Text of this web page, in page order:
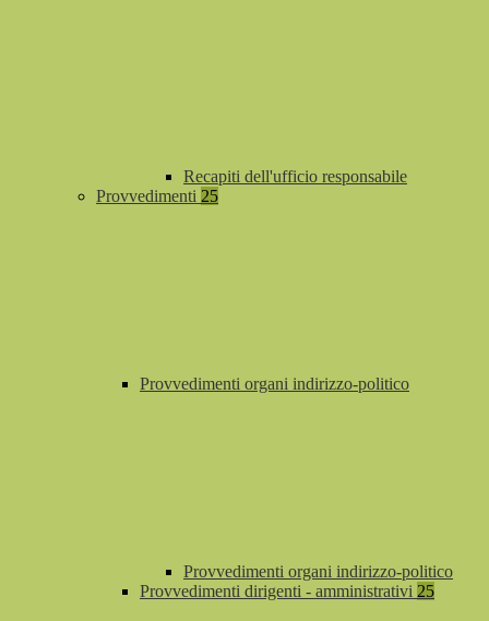
Recapiti dell'ufficio responsabile
Provvedimenti 25
Provvedimenti organi indirizzo-politico
Provvedimenti organi indirizzo-politico
Provvedimenti dirigenti - amministrativi 25